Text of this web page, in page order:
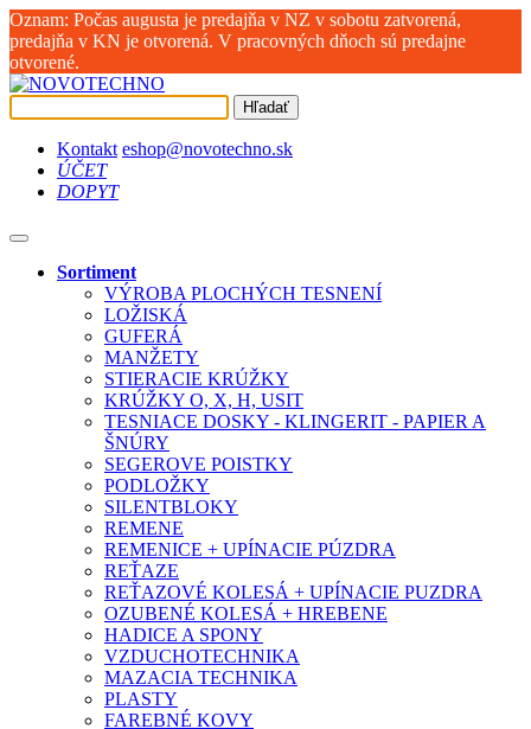
Oznam: Počas augusta je predajňa v NZ v sobotu zatvorená,
predajňa v KN je otvorená. V pracovných dňoch sú predajne
otvorené.
Hľadať
Kontakt eshop@novotechno.sk
ÚČET
DOPYT
Sortiment
VÝROBA PLOCHÝCH TESNENÍ
LOŽISKÁ
GUFERÁ
MANŽETY
STIERACIE KRÚŽKY
KRÚŽKY O, X, H, USIT
TESNIACE DOSKY - KLINGERIT - PAPIER A
ŠNÚRY
SEGEROVE POISTKY
PODLOŽKY
SILENTBLOKY
REMENE
REMENICE + UPÍNACIE PÚZDRA
REŤAZE
REŤAZOVÉ KOLESÁ + UPÍNACIE PUZDRA
OZUBENÉ KOLESÁ + HREBENE
HADICE A SPONY
VZDUCHOTECHNIKA
MAZACIA TECHNIKA
PLASTY
FAREBNÉ KOVY